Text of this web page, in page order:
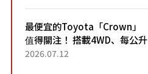
最便宜的Toyota「Crown」
值得關注！ 搭載4WD、每公升
22.4公里低油耗表現超亮眼！
2026.07.12